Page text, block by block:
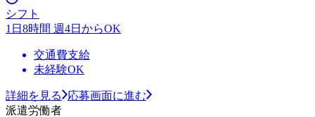
シフト
1日8時間 週4日からOK
交通費支給
未経験OK
詳細を見る
応募画面に進む
派遣労働者